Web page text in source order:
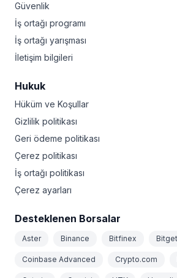
Güvenlik
İş ortağı programı
İş ortağı yarışması
İletişim bilgileri
Hukuk
Hüküm ve Koşullar
Gizlilik politikası
Geri ödeme politikası
Çerez politikası
İş ortağı politikası
Çerez ayarları
Desteklenen Borsalar
Aster Binance Bitfinex Bitget
Coinbase Advanced Crypto.com